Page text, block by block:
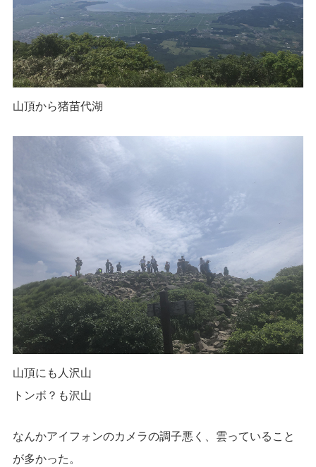
山頂から猪苗代湖
山頂にも人沢山
トンボ？も沢山
なんかアイフォンのカメラの調子悪く、雲っていること
が多かった。